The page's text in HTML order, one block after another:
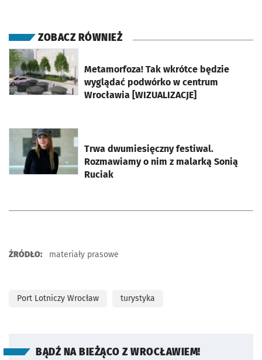
ZOBACZ RÓWNIEŻ
Metamorfoza! Tak wkrótce będzie
wyglądać podwórko w centrum
Wrocławia [WIZUALIZACJE]
otworzy się w nowej karcie
Trwa dwumiesięczny festiwal.
Rozmawiamy o nim z malarką Sonią
Ruciak
otworzy się w nowej karcie
ŹRÓDŁO: materiały prasowe
Port Lotniczy Wrocław turystyka
BĄDŹ NA BIEŻĄCO Z WROCŁAWIEM!